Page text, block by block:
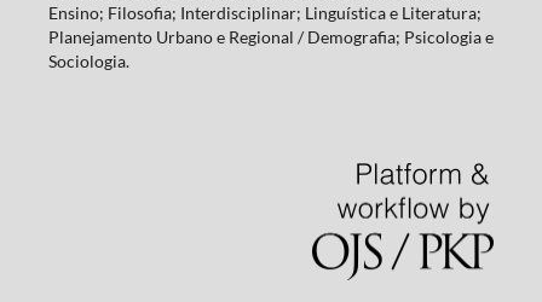
Ensino; Filosofia; Interdisciplinar; Linguística e Literatura;
Planejamento Urbano e Regional / Demografia; Psicologia e
Sociologia.